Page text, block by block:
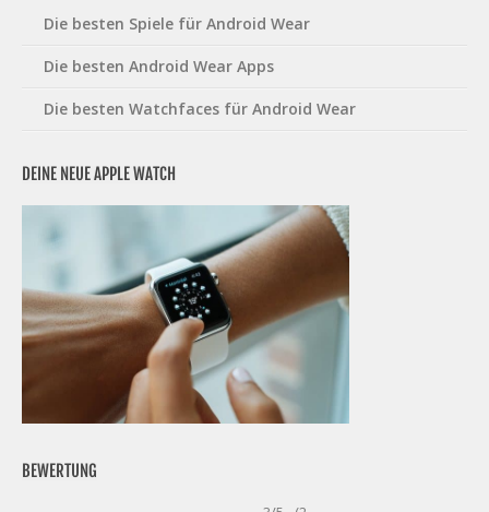
Die besten Spiele für Android Wear
Die besten Android Wear Apps
Die besten Watchfaces für Android Wear
DEINE NEUE APPLE WATCH
BEWERTUNG